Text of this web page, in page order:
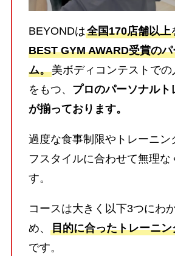
BEYONDは全国170店舗以上
BEST GYM AWARD受賞の
ム。美ボディコンテストでの
をもつ、 プロのパーソナルト
が揃っております。
過度な食事制限やトレーニン
フスタイルに合わせて無理な
す。
コースは大きく以下3つにわ
め、 目的に合ったトレーニン
です。